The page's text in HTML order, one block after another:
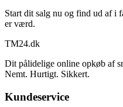
Start dit salg nu og find ud af i
er værd.
TM24.dk
Dit pålidelige online opkøb af
Nemt. Hurtigt. Sikkert.
Kundeservice